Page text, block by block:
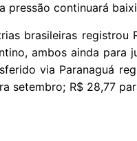
pressão continuará
brasileiras
ambos ainda
via Paranaguá
setembro; R$ 28,77